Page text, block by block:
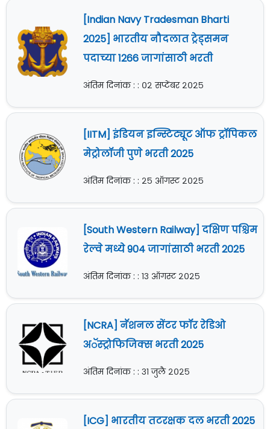
[Indian Navy Tradesman Bharti
2025] भारतीय नौदलात ट्रेड्समन
पदाच्या 1266 जागांसाठी भरती
अंतिम दिनांक : : ०२ सप्टेंबर २०२५
[IITM] इंडियन इन्स्टिट्यूट ऑफ ट्रॉपिकल
मेट्रोलॉजी पुणे भरती 2025
अंतिम दिनांक : : २५ ऑगस्ट २०२५
[South Western Railway] दक्षिण पश्चिम
रेल्वे मध्ये 904 जागांसाठी भरती 2025
अंतिम दिनांक : : १३ ऑगस्ट २०२५
[NCRA] नॅशनल सेंटर फॉर रेडिओ
अॅस्ट्रोफिजिक्स भरती 2025
अंतिम दिनांक : : ३१ जुलै २०२५
[ICG] भारतीय तटरक्षक दल भरती 2025